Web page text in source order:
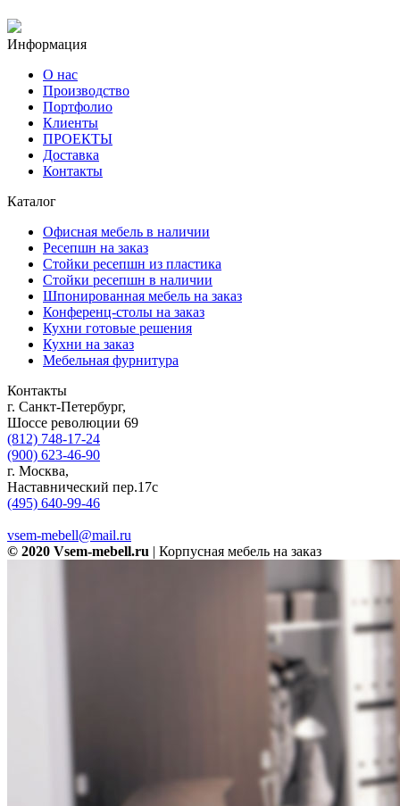
Информация
О нас
Производство
Портфолио
Клиенты
ПРОЕКТЫ
Доставка
Контакты
Каталог
Офисная мебель в наличии
Ресепшн на заказ
Стойки ресепшн из пластика
Стойки ресепшн в наличии
Шпонированная мебель на заказ
Конференц-столы на заказ
Кухни готовые решения
Кухни на заказ
Мебельная фурнитура
Контакты
г. Санкт-Петербург,
Шоссе революции 69
(812) 748-17-24
(900) 623-46-90
г. Москва,
Наставнический пер.17с
(495) 640-99-46
vsem-mebell@mail.ru
© 2020 Vsem-mebell.ru | Корпусная мебель на заказ